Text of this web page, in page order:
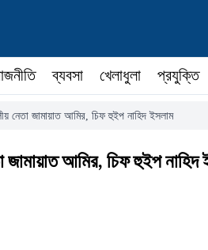
ব্যবসা খেলাধুলা প্রযুক্তি
নেতা জামায়াত আমির, চিফ হুইপ নাহিদ ইসলাম
জামায়াত আমির, চিফ হুইপ নাহিদ